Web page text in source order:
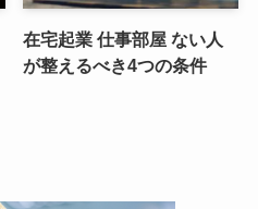
在宅起業 仕事部屋 ない人
が整えるべき4つの条件